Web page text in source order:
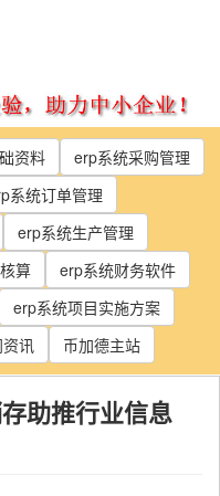
资料
erp系统采购管理
系统订单管理
erp系统生产管理
算
erp系统财务软件
erp系统项目实施方案
讯 币加德主站
助推行业信息